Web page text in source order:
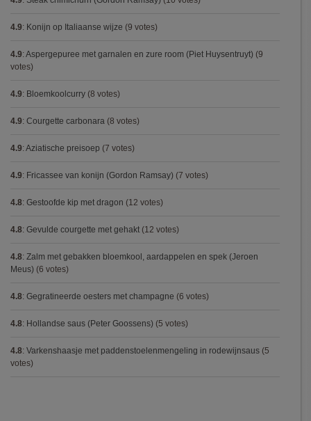
4.9: Konijn op Italiaanse wijze (9 votes)
4.9: Aspergepuree met garnalen en zure room (Piet Huysentruyt) (9
votes)
4.9: Bloemkoolcurry (8 votes)
4.9: Courgette carbonara (8 votes)
4.9: Aziatische preisoep (7 votes)
4.9: Fricassee van konijn (Gordon Ramsay) (7 votes)
4.8: Gestoofde kip met dragon (12 votes)
4.8: Gevulde courgette met gehakt (12 votes)
4.8: Zalm met gebakken bloemkool, aardappelen en spek (Jeroen
Meus) (6 votes)
4.8: Gegratineerde oesters met champagne (6 votes)
4.8: Hollandse saus (Peter Goossens) (5 votes)
4.8: Varkenshaasje met paddenstoelenmengeling in rodewijnsaus (5
votes)